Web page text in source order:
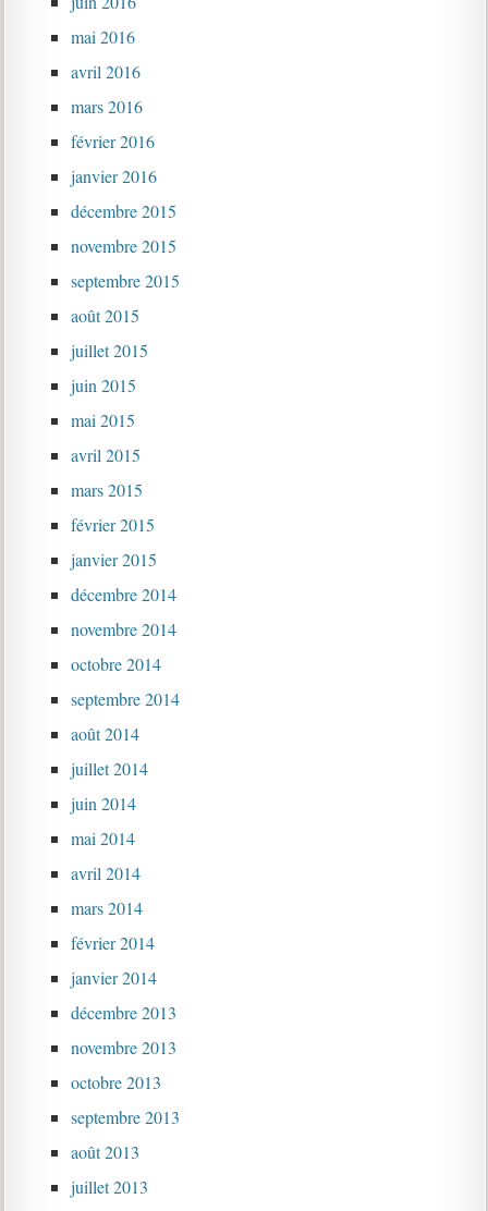
mai 2016
avril 2016
mars 2016
février 2016
janvier 2016
décembre 2015
novembre 2015
septembre 2015
août 2015
juillet 2015
juin 2015
mai 2015
avril 2015
mars 2015
février 2015
janvier 2015
décembre 2014
novembre 2014
octobre 2014
septembre 2014
août 2014
juillet 2014
juin 2014
mai 2014
avril 2014
mars 2014
février 2014
janvier 2014
décembre 2013
novembre 2013
octobre 2013
septembre 2013
août 2013
juillet 2013